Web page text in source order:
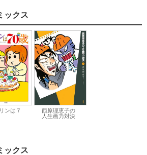
ックス
ンは７
西原理恵子の
人生画力対決
ックス